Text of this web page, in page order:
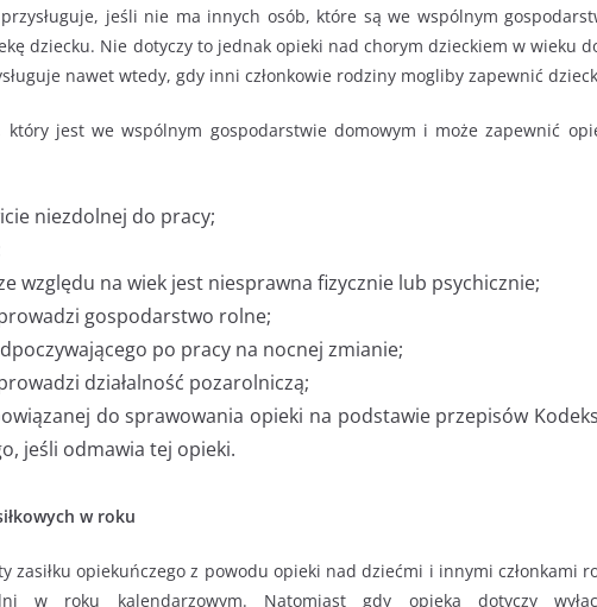
przysługuje, jeśli nie ma innych osób, które są we wspólnym
dziecku. Nie dotyczy to jednak opieki nad chorym dzieckiem w wieku
nawet wtedy, gdy inni członkowie rodziny mogliby zapewnić
który jest we wspólnym gospodarstwie domowym i może zapewnić
niezdolnej do pracy;
względu na wiek jest niesprawna fizycznie lub psychicznie;
gospodarstwo rolne;
po pracy na nocnej zmianie;
działalność pozarolniczą;
do sprawowania opieki na podstawie przepisów
jeśli odmawia tej opieki.
w roku
zasiłku opiekuńczego z powodu opieki nad dziećmi i innymi członkami
w roku kalendarzowym. Natomiast gdy opieka dotyczy